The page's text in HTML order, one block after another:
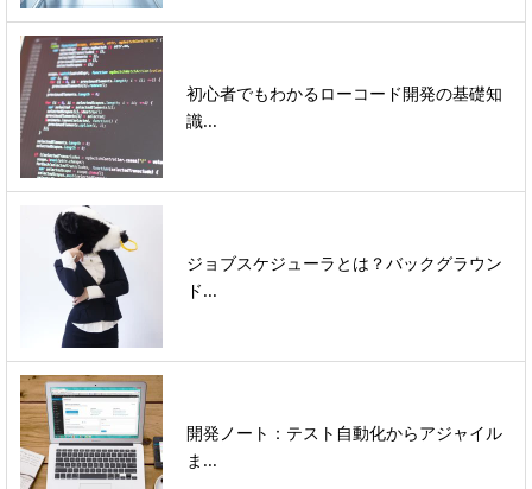
初心者でもわかるローコード開発の基礎知
識...
ジョブスケジューラとは？バックグラウン
ド...
開発ノート：テスト自動化からアジャイル
ま...